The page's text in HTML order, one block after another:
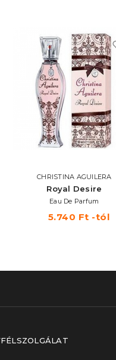
CHRISTINA AGUILERA
Royal Desire
Eau De Parfum
5.740 Ft -tól